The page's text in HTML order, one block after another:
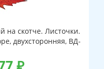
скотче. Листочки.
двухсторонняя, ВД-